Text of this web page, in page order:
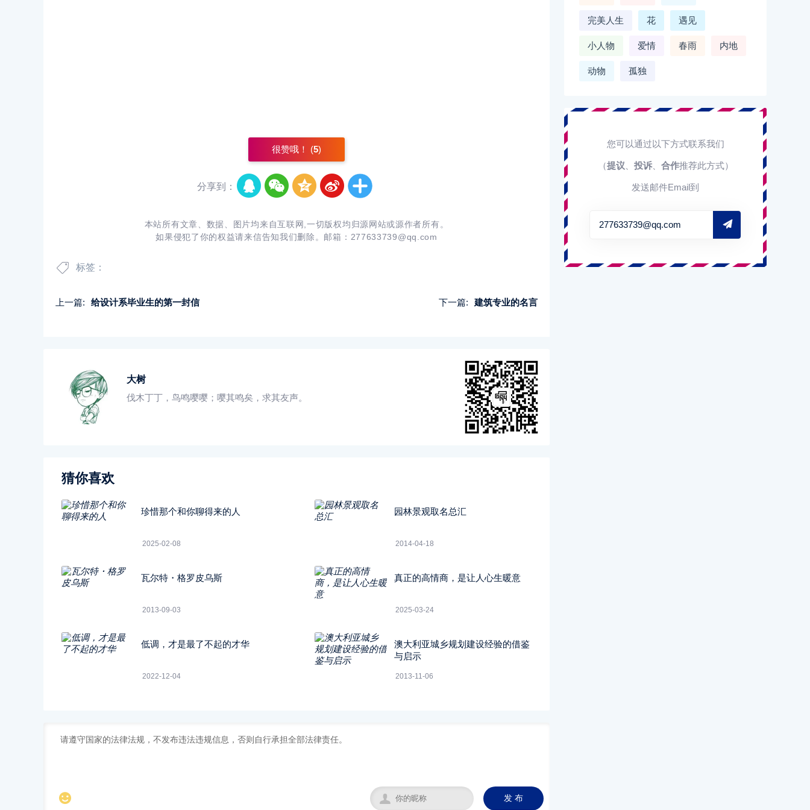
很赞哦！ (5)
分享到：
本站所有文章、数据、图片均来自互联网,一切版权均归源网站或源作者所有。
如果侵犯了你的权益请来信告知我们删除。邮箱： 277633739@qq.com
标签：
上一篇: 给设计系毕业生的第一封信 下一篇: 建筑专业的名言
大树
伐木丁丁，鸟鸣嘤嘤；嘤其鸣矣，求其友声。
猜你喜欢
珍惜那个和你聊得来的人
2025-02-08
园林景观取名总汇
2014-04-18
瓦尔特・格罗皮乌斯
2013-09-03
真正的高情商，是让人心生暖意
2025-03-24
低调，才是最了不起的才华
2022-12-04
澳大利亚城乡规划建设经验的借鉴
与启示
2013-11-06
 发 布

完美人生 花 遇见
小人物 爱情 春雨 内地
动物 孤独
您可以通过以下方式联系我们
（提议 投诉、 合作推荐此方式）
发送邮件Email到
277633739@qq.com